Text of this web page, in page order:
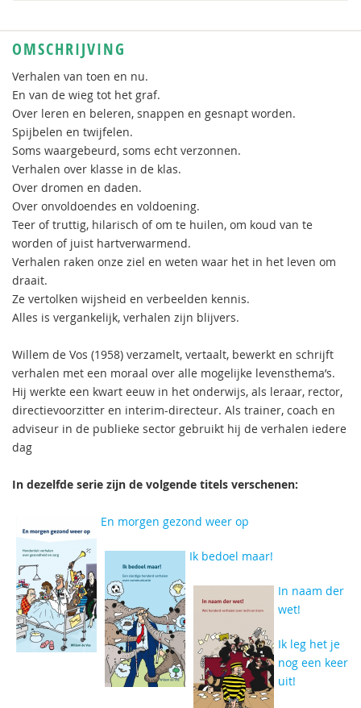
OMSCHRIJVING
Verhalen van toen en nu.
En van de wieg tot het graf.
Over leren en beleren, snappen en gesnapt worden.
Spijbelen en twijfelen.
Soms waargebeurd, soms echt verzonnen.
Verhalen over klasse in de klas.
Over dromen en daden.
Over onvoldoendes en voldoening.
Teer of truttig, hilarisch of om te huilen, om koud van te
worden of juist hartverwarmend.
Verhalen raken onze ziel en weten waar het in het leven om
draait.
Ze vertolken wijsheid en verbeelden kennis.
Alles is vergankelijk, verhalen zijn blijvers.
Willem de Vos (1958) verzamelt, vertaalt, bewerkt en schrijft
verhalen met een moraal over alle mogelijke levensthema’s.
Hij werkte een kwart eeuw in het onderwijs, als leraar, rector,
directievoorzitter en interim-directeur. Als trainer, coach en
adviseur in de publieke sector gebruikt hij de verhalen iedere
dag
In dezelfde serie zijn de volgende titels verschenen:
En morgen gezond weer op
Ik bedoel maar!
In naam der
wet!
Ik leg het je
nog een keer
uit!